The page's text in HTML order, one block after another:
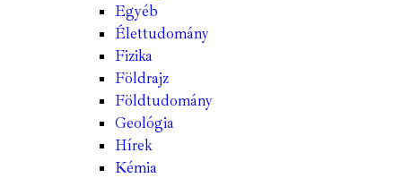
Egyéb
Élettudomány
Fizika
Földrajz
Földtudomány
Geológia
Hírek
Kémia